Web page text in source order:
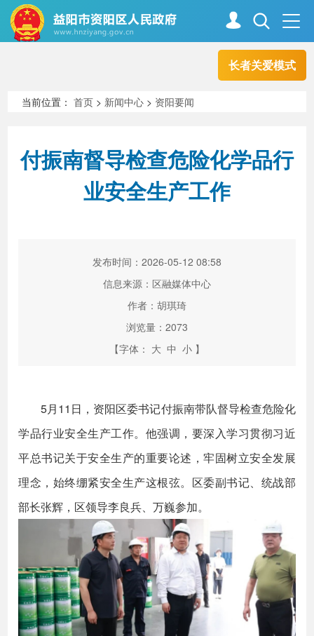
长者关爱模式
走进资阳
新闻中心 解读回应
当前位置：首页 > 新闻中心 > 资阳要闻
付振南督导检查危险化学品行
业安全生产工作
发布时间：2026-05-12 08:58
信息来源：区融媒体中心
作者：胡琪琦
浏览量： 2073
【字体： 大 中 小 】
5月11日，资阳区委书记付振南带队督导检查危险化
学品行业安全生产工作。他强调，要深入学习贯彻习近
平总书记关于安全生产的重要论述，牢固树立安全发展
理念，始终绷紧安全生产这根弦。区委副书记、统战部
部长张辉，区领导李良兵、万巍参加。